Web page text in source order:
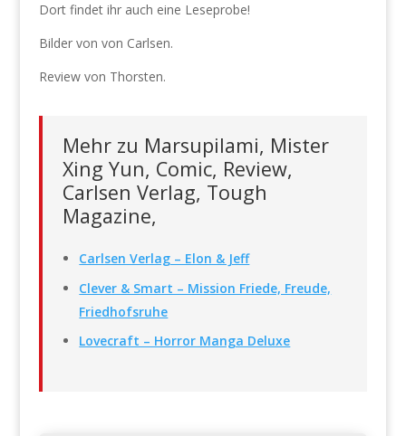
Dort findet ihr auch eine Leseprobe!
Bilder von von Carlsen.
Review von Thorsten.
Mehr zu Marsupilami, Mister
Xing Yun, Comic, Review,
Carlsen Verlag, Tough
Magazine,
Carlsen Verlag – Elon & Jeff
Clever & Smart – Mission Friede, Freude,
Friedhofsruhe
Lovecraft – Horror Manga Deluxe